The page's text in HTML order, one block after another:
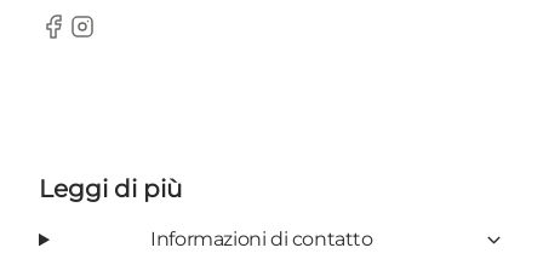
Facebook
Instagram
Leggi di più
Informazioni di contatto